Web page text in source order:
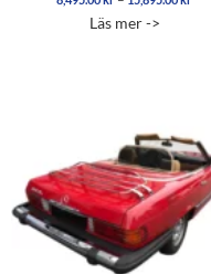
av 5
Läs mer ->